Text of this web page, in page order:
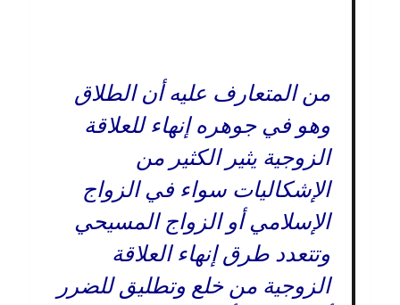
من المتعارف عليه أن الطلاق
وهو في جوهره إنهاء للعلاقة
الزوجية يثير الكثير من
الإشكاليات سواء في الزواج
الإسلامي أو الزواج المسيحي
وتتعدد طرق إنهاء العلاقة
الزوجية من خلع وتطليق للضرر